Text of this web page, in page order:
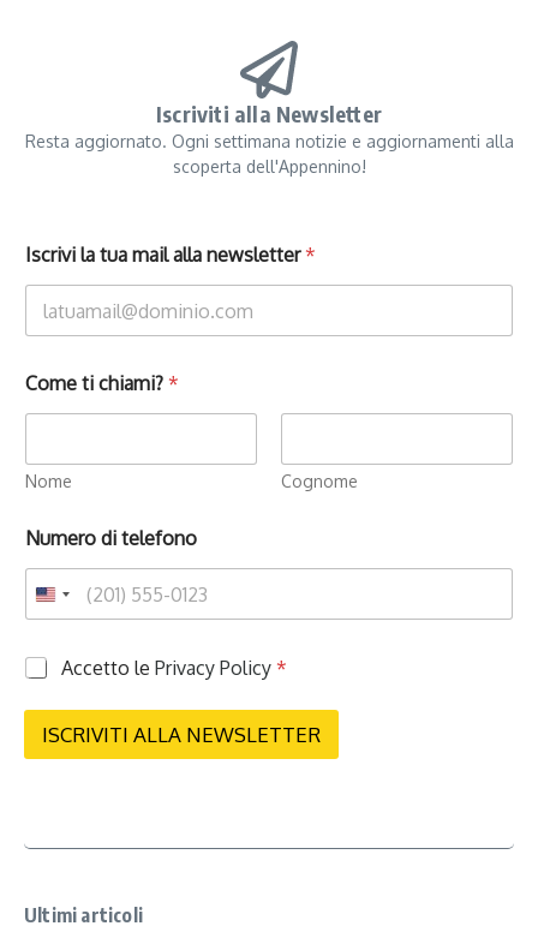
Iscriviti alla Newsletter
Resta aggiornato. Ogni settimana notizie e aggiornamenti alla
scoperta dell'Appennino!
Iscrivi la tua mail alla newsletter*
Come ti chiami? *
Nome Cognome
Numero di telefono
P
i
a
Accetto le Privacy Policy *
ISCRIVITI ALLA NEWSLETTER
Ultimi articoli